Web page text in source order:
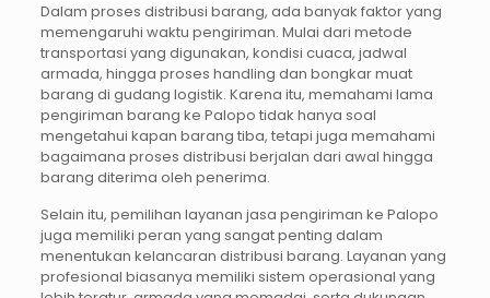
Dalam proses distribusi barang, ada banyak faktor yang
memengaruhi waktu pengiriman. Mulai dari metode
transportasi yang digunakan, kondisi cuaca, jadwal
armada, hingga proses handling dan bongkar muat
barang di gudang logistik. Karena itu, memahami lama
pengiriman barang ke Palopo tidak hanya soal
mengetahui kapan barang tiba, tetapi juga memahami
bagaimana proses distribusi berjalan dari awal hingga
barang diterima oleh penerima.
Selain itu, pemilihan layanan jasa pengiriman ke Palopo
juga memiliki peran yang sangat penting dalam
menentukan kelancaran distribusi barang. Layanan yang
profesional biasanya memiliki sistem operasional yang